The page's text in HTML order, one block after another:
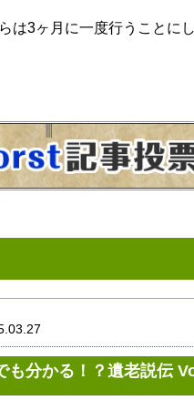
は3ヶ月に一度行うことにし
も分かる！？遺老説伝